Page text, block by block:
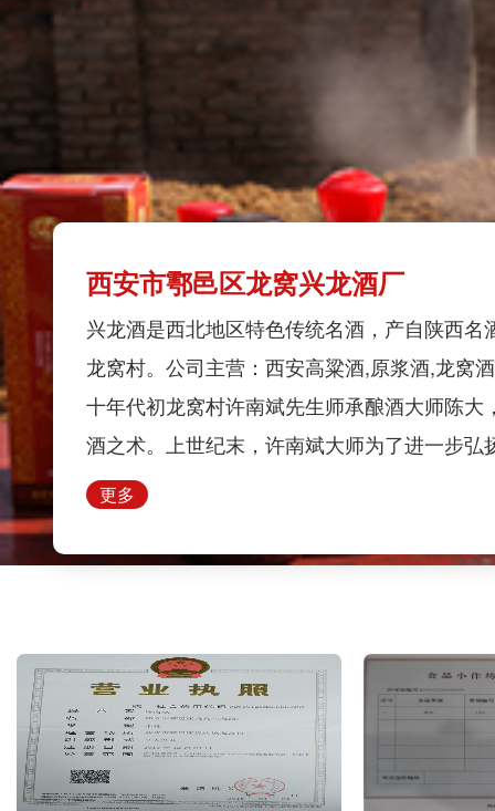
西安市鄠邑区龙窝兴龙酒厂
兴龙酒是西北地区特色传统名酒，产自陕西
龙窝村。公司主营：西安高粱酒,原浆酒,龙窝
十年代初龙窝村许南斌先生师承酿酒大师陈大
酒之术。上世纪末，许南斌大师为了进一步弘
色，秉承“集成、创新、生态”的酿酒理念，在
更多